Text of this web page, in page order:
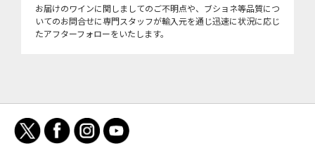
お届けのワインに関しましてのご不明点や、ブショネ等品質につ
いてのお問合せに専門スタッフが輸入元を通じ迅速に状況に応じ
たアフターフォローをいたします。